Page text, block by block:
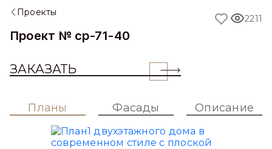
Проекты
Проект № cp-71-40
ЗАКАЗАТЬ
2211
Планы Фасады Описание